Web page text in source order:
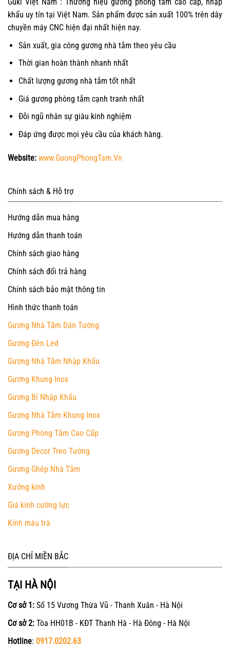
khẩu uy tín tại Việt Nam. Sản phẩm được sản xuất 100% trên dây
chuyền máy CNC hiện đại nhất hiện nay.
Sản xuất, gia công gương nhà tắm theo yêu cầu
Thời gian hoàn thành nhanh nhất
Chất lượng gương nhà tắm tốt nhất
Giá gương phòng tắm cạnh tranh nhất
Đỗi ngũ nhân sự giàu kinh nghiệm
Đáp ứng được mọi yêu cầu của khách hàng.
Website: www.GuongPhongTam.Vn
Chính sách & Hỗ trợ
Hướng dẫn mua hàng
Hướng dẫn thanh toán
Chính sách giao hàng
Chính sách đổi trả hàng
Chính sách bảo mật thông tin
Hình thức thanh toán
Gương Nhà Tắm Dán Tường
Gương Đèn Led
Gương Nhà Tắm Nhập Khẩu
Gương Khung Inox
Gương Bỉ Nhập Khẩu
Gương Nhà Tắm Khung Inox
Gương Phòng Tắm Cao Cấp
Gương Decor Treo Tường
Gương Ghép Nhà Tắm
Xưởng kính
Giá kính cường lực
Kính màu trà
ĐỊA CHỈ MIỀN BẮC
TẠI HÀ NỘI
Cơ sở 1: Số 15 Vương Thừa Vũ - Thanh Xuân - Hà Nội
Cơ sở 2: Tòa HH01B - KĐT Thanh Hà - Hà Đông - Hà Nội
Hotline: 0917.0202.63